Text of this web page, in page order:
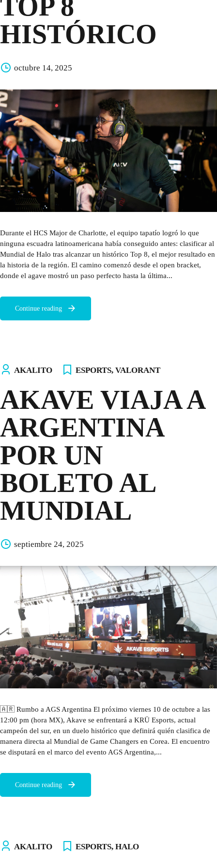
TOP 8
HISTÓRICO
octubre 14, 2025
Durante el HCS Major de Charlotte, el equipo tapatío logró lo que
ninguna escuadra latinoamericana había conseguido antes: clasificar al
Mundial de Halo tras alcanzar un histórico Top 8, el mejor resultado en
la historia de la región. El camino comenzó desde el open bracket,
donde el agave mostró un paso perfecto hasta la última...
Continue reading
AKALITO ESPORTS, VALORANT
AKAVE VIAJA A
ARGENTINA
POR UN
BOLETO AL
MUNDIAL
septiembre 24, 2025
🇦🇷 Rumbo a AGS Argentina El próximo viernes 10 de octubre a las
12:00 pm (hora MX), Akave se enfrentará a KRÜ Esports, actual
campeón del sur, en un duelo histórico que definirá quién clasifica de
manera directa al Mundial de Game Changers en Corea. El encuentro
se disputará en el marco del evento AGS Argentina,...
Continue reading
AKALITO ESPORTS, HALO